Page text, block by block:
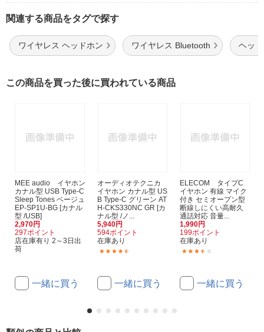
関連する商品をタグで探す
ワイヤレス ヘッドホン ワイヤレス Bluetooth ヘッ
この商品を買った後に買われている商品
MEE audio イヤホン
カナル型 USB Type-C
Sleep Tones ベージュ
EP-SP1U-BG [カナル
型 /USB]
2,970円
297ポイント
店在庫有り 2～3日出
荷
一緒に買う
オーディオテクニカ
イヤホン カナル型 US
B Type-C グリーン AT
H-CKS330NC GR [カ
ナル型 /ノ...
5,940円
594ポイント
在庫あり
一緒に買う
ELECOM タイプC
イヤホン 有線 マイク
付き セミオープン型
断線しにくい高耐久
通話対応 音量...
1,990円
199ポイント
在庫あり
一緒に買う